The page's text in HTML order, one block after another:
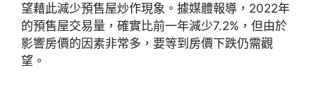
望藉此減少預售屋炒作現象。據媒體報導，2022年
的預售屋交易量，確實比前一年減少7.2%，但由於
影響房價的因素非常多，要等到房價下跌仍需觀
望。